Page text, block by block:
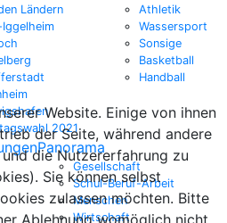
Ländern
2021
Athletik
Wassersport
Sonsige
Basketball
Handball
Panorama
Gesellschaft
Schul-Beruf-Arbeit
Menschen
Wirtschaft
Website. Einige von ihnen
der Seite, während andere
die Nutzererfahrung zu
Sie können selbst
zulassen möchten. Bitte
Ablehnung womöglich nicht